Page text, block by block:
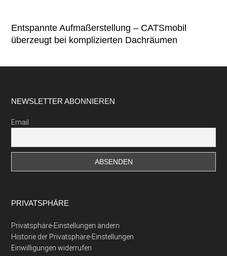
Entspannte Aufmaßerstellung – CATSmobil
überzeugt bei komplizierten Dachräumen
Footer
NEWSLETTER ABONNIEREN
Email
PRIVATSPHÄRE
Privatsphäre-Einstellungen ändern
Historie der Privatsphäre-Einstellungen
Einwilligungen widerrufen